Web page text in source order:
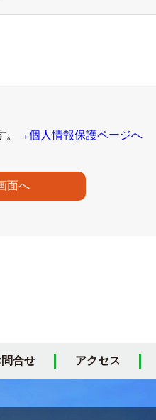
→個人情報保護ページへ
面へ
合せ アクセス